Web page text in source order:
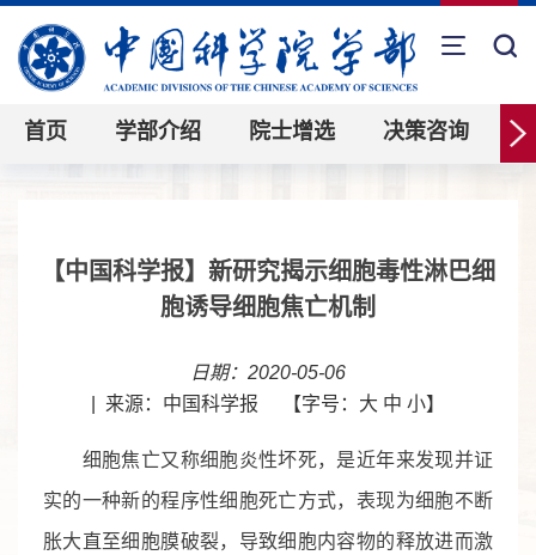
首页 学部介绍 院士增选 决策咨询
【中国科学报】新研究揭示细胞毒性淋巴细
胞诱导细胞焦亡机制
日期：2020-05-06
来源：中国科学报 【字号： 大 中 小】
细胞焦亡又称细胞炎性坏死，是近年来发现并证
实的一种新的程序性细胞死亡方式，表现为细胞不断
胀大直至细胞膜破裂，导致细胞内容物的释放进而激